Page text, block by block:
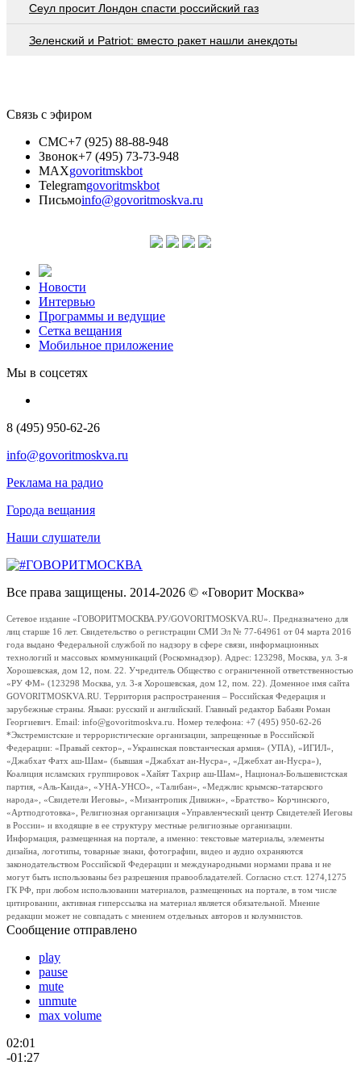
Сеул просит Лондон спасти российский газ
Зеленский и Patriot: вместо ракет нашли анекдоты
Связь с эфиром
СМС+7 (925) 88-88-948
Звонок+7 (495) 73-73-948
MAXgovoritmskbot
Telegramgovoritmskbot
Письмоinfo@govoritmoskva.ru
Новости
Интервью
Программы и ведущие
Сетка вещания
Мобильное приложение
Мы в соцсетях
8 (495) 950-62-26
info@govoritmoskva.ru
Реклама на радио
Города вещания
Наши слушатели
Все права защищены. 2014-2026 © «Говорит Москва»
Сетевое издание «ГОВОРИТМОСКВА.РУ/GOVORITMOSKVA.RU». Предназначено для
лиц старше 16 лет. Свидетельство о регистрации СМИ Эл № 77-64961 от 04 марта 2016
года выдано Федеральной службой по надзору в сфере связи, информационных
технологий и массовых коммуникаций (Роскомнадзор). Адрес: 123298, Москва, ул. 3-я
Хорошевская, дом 12, пом. 22. Учредитель Общество с ограниченной ответственностью
«РУ ФМ» (123298 Москва, ул. 3-я Хорошевская, дом 12, пом. 22). Доменное имя сайта
GOVORITMOSKVA.RU. Территория распространения – Российская Федерация и
зарубежные страны. Языки: русский и английский. Главный редактор Бабаян Роман
Георгиевич. Email: info@govoritmoskva.ru. Номер телефона: +7 (495) 950-62-26
*Экстремистские и террористические организации, запрещенные в Российской
Федерации: «Правый сектор», «Украинская повстанческая армия» (УПА), «ИГИЛ»,
«Джабхат Фатх аш-Шам» (бывшая «Джабхат ан-Нусра», «Джебхат ан-Нусра»),
Коалиция исламских группировок «Хайят Тахрир аш-Шам», Национал-Большевистская
партия, «Аль-Каида», «УНА-УНСО», «Талибан», «Меджлис крымско-татарского
народа», «Свидетели Иеговы», «Мизантропик Дивижн», «Братство» Корчинского,
«Артподготовка», Религиозная организация «Управленческий центр Свидетелей Иеговы
в России» и входящие в ее структуру местные религиозные организации.
Информация, размещенная на портале, а именно: текстовые материалы, элементы
дизайна, логотипы, товарные знаки, фотографии, видео и аудио охраняются
законодательством Российской Федерации и международными нормами права и не
могут быть использованы без разрешения правообладателей. Согласно ст.ст. 1274,1275
ГК РФ, при любом использовании материалов, размещенных на портале, в том числе
цитировании, активная гиперссылка на материал является обязательной. Мнение
редакции может не совпадать с мнением отдельных авторов и колумнистов.
Сообщение отправлено
play
pause
mute
unmute
max volume
02:01
-01:27